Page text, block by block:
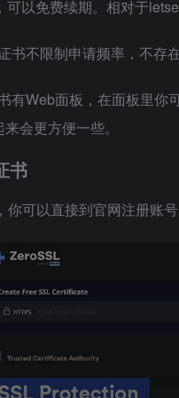
以免费续期。相对于
书不限制申请频率，不存
有Web面板，在面板里
会更方便一些。
书
，你可以直接到官网注册账